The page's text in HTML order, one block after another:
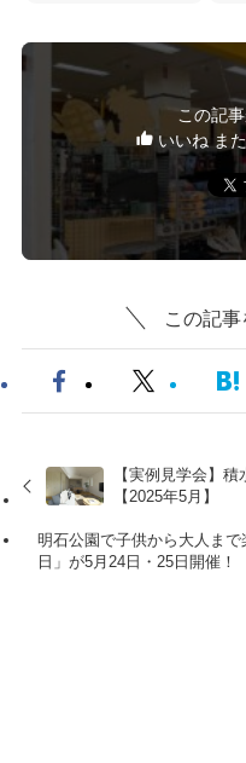
この記
いいね ま
この記事
【実例見学会】
【2025年5月】
明石公園で子供から大人ま
日」が5月24日・25日開催！